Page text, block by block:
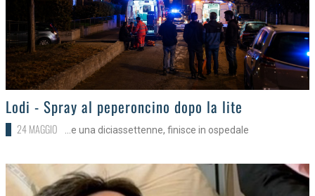
>Lodi - Spray al peperoncino dopo la lite
24 MAGGIO …e una diciassettenne, finisce in ospedale